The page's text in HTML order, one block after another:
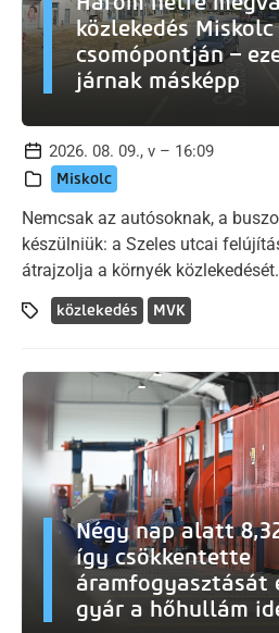
közlekedés
csomópontján –
járnak másképp
2026. 08. 09., v – 16:09
Miskolc
Nemcsak az autósoknak, a
készülniük: a Szeles utcai
átrajzolja a környék közlekedését.
közlekedés MVK
Négy nap alatt
így csökkentette
áramfogyasztását
gyár a hőhullám